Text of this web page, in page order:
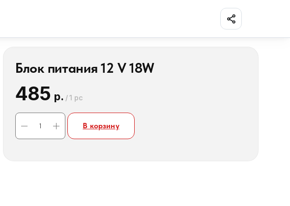
Поделиться
Блок питания 12 V 18W
485 р. /1 pc
В корзину